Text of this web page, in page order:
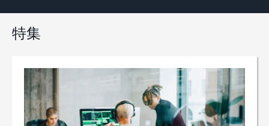
特集